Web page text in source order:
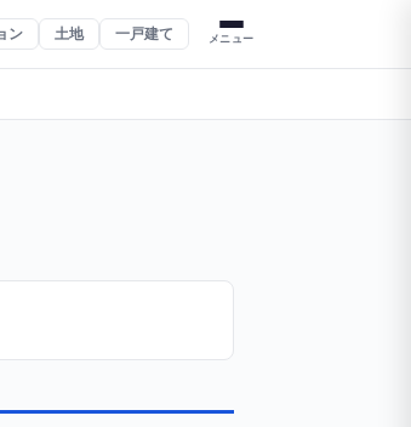
ン 土地 一戸建て メニュー